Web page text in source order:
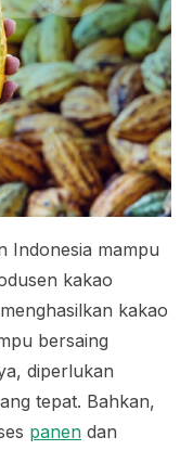
Indonesia mampu
kakao
kakao
bersaing
diperlukan
tepat. Bahkan,
panen dan